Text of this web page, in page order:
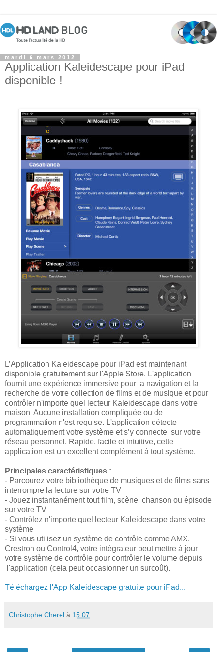
mardi 6 mars 2012
Application Kaleidescape pour iPad
disponible !
L’Application Kaleidescape pour iPad est maintenant
disponible gratuitement sur l'Apple Store. L'application
fournit une expérience immersive pour la navigation et la
recherche de votre collection de films et de musique et pour
contrôler n'importe quel lecteur Kaleidescape dans votre
maison. Aucune installation compliquée ou de
programmation n'est requise. L'application détecte
automatiquement votre système et s’y connecte sur votre
réseau personnel. Rapide, facile et intuitive, cette
application est un excellent complément à tout système.
Principales caractéristiques :
- Parcourez votre bibliothèque de musiques et de films sans
interrompre la lecture sur votre TV
- Jouez instantanément tout film, scène, chanson ou épisode
sur votre TV
- Contrôlez n'importe quel lecteur Kaleidescape dans votre
système
- Si vous utilisez un système de contrôle comme AMX,
Crestron ou Control4, votre intégrateur peut mettre à jour
votre système de contrôle pour contrôler le volume depuis
l'application (cela peut occasionner un surcoût).
Téléchargez l'App Kaleidescape gratuite pour iPad...
Christophe Cherel à 15:07